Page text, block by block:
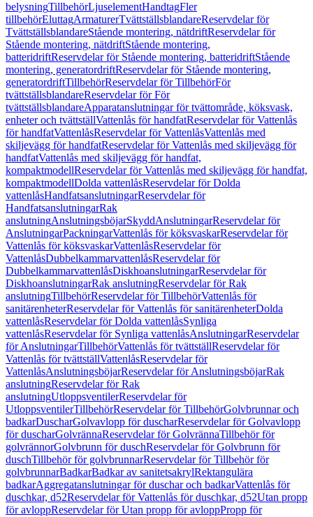
belysningTillbehörLjuselementHandtagFler
tillbehörEluttagArmaturerTvättställsblandareReservdelar för
TvättställsblandareStående montering, nätdriftReservdelar för
Stående montering, nätdriftStående montering,
batteridriftReservdelar för Stående montering, batteridriftStående
montering, generatordriftReservdelar för Stående montering,
generatordriftTillbehörReservdelar för TillbehörFör
tvättställsblandareReservdelar för För
tvättställsblandareApparatanslutningar för tvättområde, köksvask,
enheter och tvättställVattenlås för handfatReservdelar för Vattenlås
för handfatVattenlåsReservdelar för VattenlåsVattenlås med
skiljevägg för handfatReservdelar för Vattenlås med skiljevägg för
handfatVattenlås med skiljevägg för handfat,
kompaktmodellReservdelar för Vattenlås med skiljevägg för handfat,
kompaktmodellDolda vattenlåsReservdelar för Dolda
vattenlåsHandfatsanslutningarReservdelar för
HandfatsanslutningarRak
anslutningAnslutningsböjarSkyddAnslutningarReservdelar för
AnslutningarPackningarVattenlås för köksvaskarReservdelar för
Vattenlås för köksvaskarVattenlåsReservdelar för
VattenlåsDubbelkammarvattenlåsReservdelar för
DubbelkammarvattenlåsDiskhoanslutningarReservdelar för
DiskhoanslutningarRak anslutningReservdelar för Rak
anslutningTillbehörReservdelar för TillbehörVattenlås för
sanitärenheterReservdelar för Vattenlås för sanitärenheterDolda
vattenlåsReservdelar för Dolda vattenlåsSynliga
vattenlåsReservdelar för Synliga vattenlåsAnslutningarReservdelar
för AnslutningarTillbehörVattenlås för tvättställReservdelar för
Vattenlås för tvättställVattenlåsReservdelar för
VattenlåsAnslutningsböjarReservdelar för AnslutningsböjarRak
anslutningReservdelar för Rak
anslutningUtloppsventilerReservdelar för
UtloppsventilerTillbehörReservdelar för TillbehörGolvbrunnar och
badkarDuscharGolvavlopp för duscharReservdelar för Golvavlopp
för duscharGolvrännaReservdelar för GolvrännaTillbehör för
golvrännorGolvbrunn för duschReservdelar för Golvbrunn för
duschTillbehör för golvbrunnarReservdelar för Tillbehör för
golvbrunnarBadkarBadkar av sanitetsakrylRektangulära
badkarAggregatanslutningar för duschar och badkarVattenlås för
duschkar, d52Reservdelar för Vattenlås för duschkar, d52Utan propp
för avloppReservdelar för Utan propp för avloppPropp för